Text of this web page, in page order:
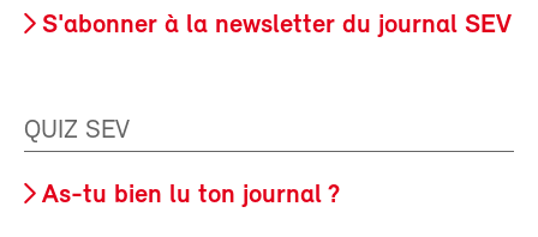
S'abonner à la newsletter du journal SEV
QUIZ SEV
As-tu bien lu ton journal ?